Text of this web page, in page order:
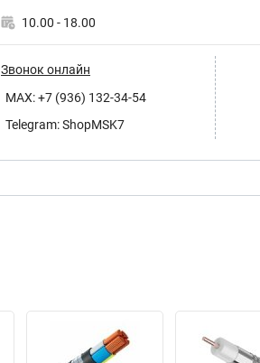
10.00 - 18.00
Звонок онлайн
MAX: +7 (936) 132-34-54
Telegram: ShopMSK7